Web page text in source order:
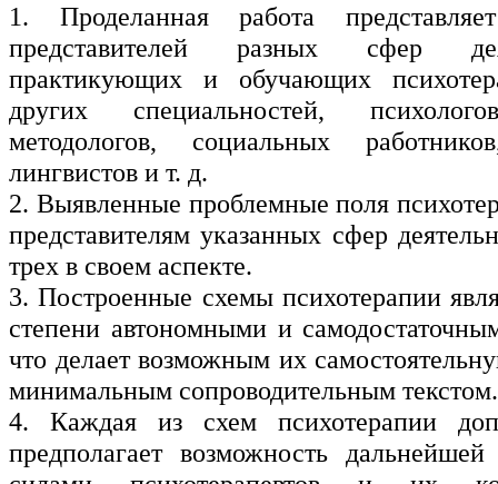
1. Проделанная работа
представителей разных сфер
практикующих и обучающих
других специальностей,
методологов, социальных
лингвистов и т. д.
2. Выявленные проблемные поля
представителям указанных сфер
трех в своем ­аспекте.
3. Построенные схемы психотерапии
степени автономными и
что делает возможным их
минимальным сопроводительным текстом.
4. Каждая из схем психотерапии
предполагает возможность